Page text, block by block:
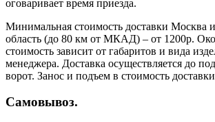
оговаривает время приезда.
Минимальная стоимость доставки Москва
область (до 80 км от МКАД) – от 1200р.
стоимость зависит от габаритов и вида
менеджера. Доставка осуществляется до
ворот. Занос и подъем в стоимость
Самовывоз.